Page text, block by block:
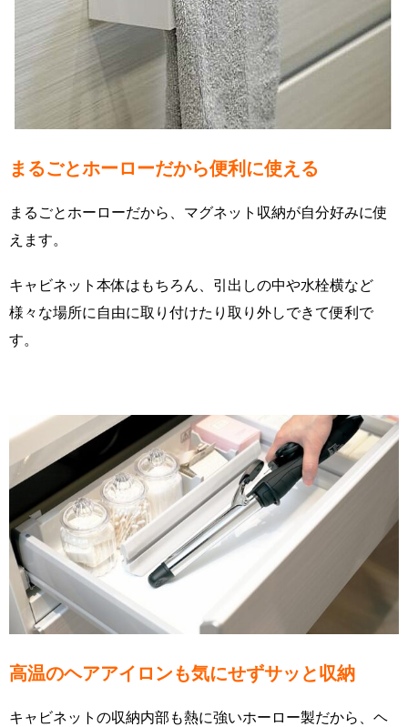
まるごとホーローだから便利に使える
まるごとホーローだから、マグネット収納が自分好みに使
えます。
キャビネット本体はもちろん、引出しの中や水栓横など
様々な場所に自由に取り付けたり取り外しできて便利で
す。
高温のヘアアイロンも気にせずサッと収納
キャビネットの収納内部も熱に強いホーロー製だから、ヘ